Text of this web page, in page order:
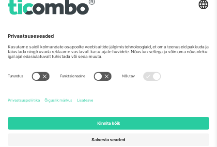
Regus Sofia City West, bul
Totleben 53-55, 1606 Sofia,
UAE Dubai Silicon Oasis, DDP
Mexico
Av Chapultepec 360, Roma
Norte, Cuauhtémoc, 06700
Ciudad de México, CDMX,
sündmusest ja/või domeenist. Detailide jaoks vaata konkreetse
sündmuse lehte, impressumit ja tingimusi.,
2026 Ticombo. Kõik õigused kaitstud.